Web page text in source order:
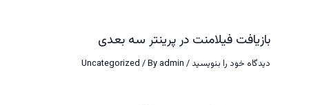
بازیافت فیلامنت در پرینتر سه بعدی
دیدگاه‌ خود را بنویسید /
Uncategorized / Byadmin